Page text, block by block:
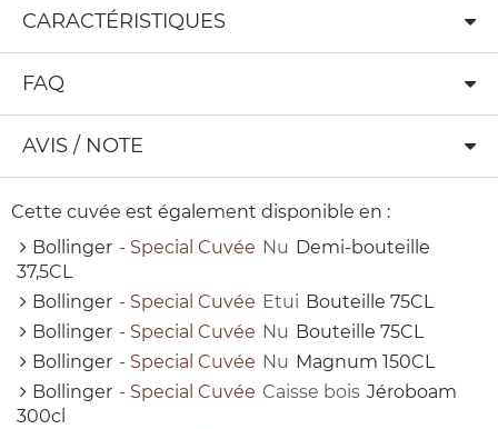
CARACTÉRISTIQUES
FAQ
AVIS / NOTE
Cette cuvée est également disponible en :
Bollinger - Special Cuvée Nu Demi-bouteille
37,5CL
Bollinger - Special Cuvée Etui Bouteille 75CL
Bollinger - Special Cuvée Nu Bouteille 75CL
Bollinger - Special Cuvée Nu Magnum 150CL
Bollinger - Special Cuvée Caisse bois Jéroboam
300cl